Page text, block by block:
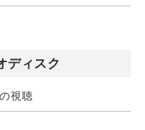
ディスク
視聴